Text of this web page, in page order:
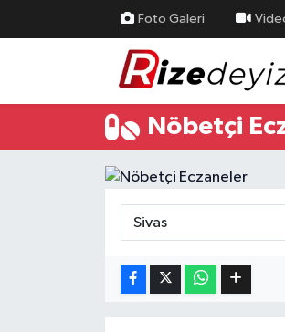
Foto Galeri
Nöbetçi
Gündem
Rize Nöbetçi Eczaneler
Rize Hava Durumu
Süper Lig Puan Durumu ve